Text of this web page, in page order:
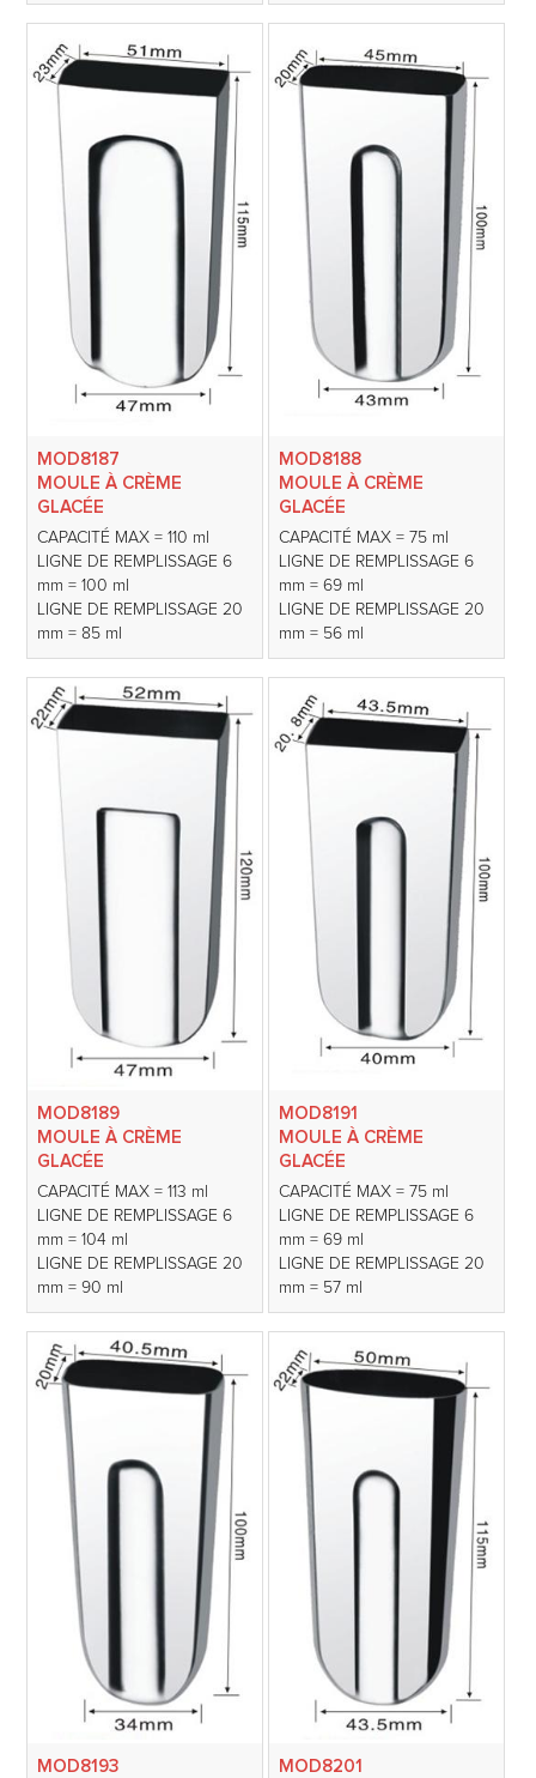
MOD8187
MOULE À CRÈME
GLACÉE
CAPACITÉ MAX = 110 ml
LIGNE DE REMPLISSAGE 6
mm = 100 ml
LIGNE DE REMPLISSAGE 20
mm = 85 ml
MOD8188
MOULE À CRÈME
GLACÉE
CAPACITÉ MAX = 75 ml
LIGNE DE REMPLISSAGE 6
mm = 69 ml
LIGNE DE REMPLISSAGE 20
mm = 56 ml
MOD8189
MOULE À CRÈME
GLACÉE
CAPACITÉ MAX = 113 ml
LIGNE DE REMPLISSAGE 6
mm = 104 ml
LIGNE DE REMPLISSAGE 20
mm = 90 ml
MOD8191
MOULE À CRÈME
GLACÉE
CAPACITÉ MAX = 75 ml
LIGNE DE REMPLISSAGE 6
mm = 69 ml
LIGNE DE REMPLISSAGE 20
mm = 57 ml
MOD8193
MOD8201